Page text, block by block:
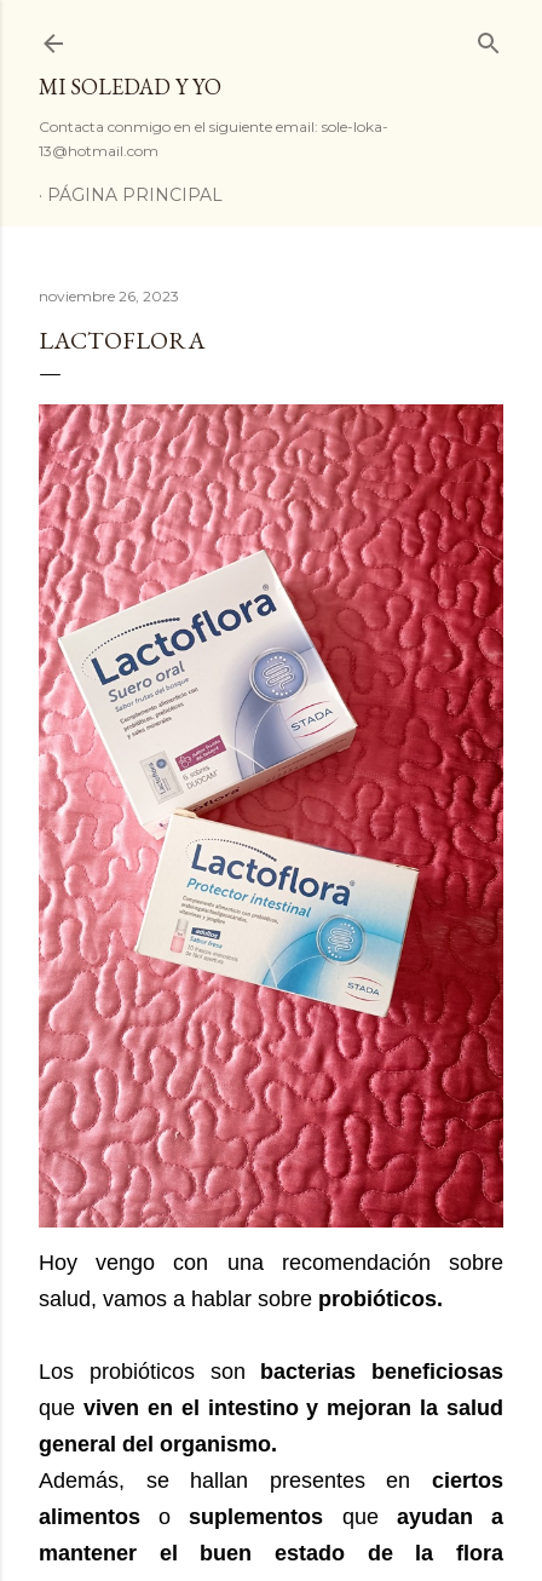
MI SOLEDAD Y YO
Contacta conmigo en el siguiente email: sole-loka-
13@hotmail.com
PÁGINA PRINCIPAL
noviembre 26, 2023
LACTOFLORA
Hoy vengo con una recomendación sobre
salud, vamos a hablar sobre probióticos.
Los probióticos son
bacterias beneficiosas
que viven en el intestino y mejoran la salud
general del organismo.
Además, se hallan presentes en ciertos
alimentos osuplementos queayudan a
mantener el buen estado de la flora